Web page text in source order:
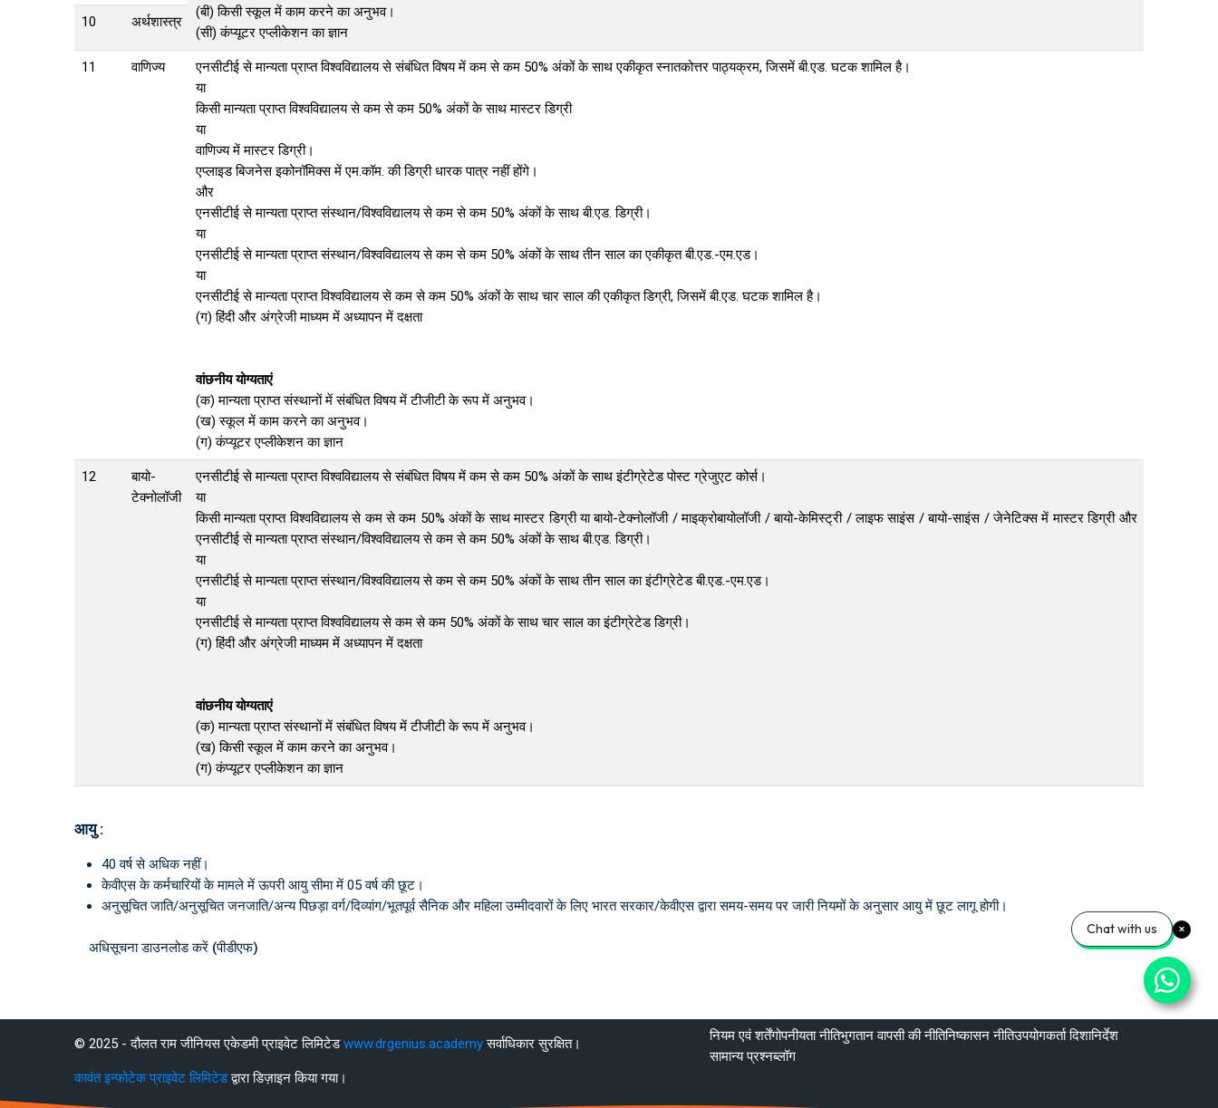
(बी) किसी स्कूल में काम करने का अनुभव।
(सी) कंप्यूटर एप्लीकेशन का ज्ञान
10 अर्थशास्त्र
11 वाणिज्य
एनसीटीई से मान्यता प्राप्त विश्वविद्यालय से संबंधित विषय में कम से कम 50% अंकों के साथ एकीकृत स्नातकोत्तर पाठ्यक्रम, जिसमें बी.एड. घटक शामिल है।
या
किसी मान्यता प्राप्त विश्वविद्यालय से कम से कम 50% अंकों के साथ मास्टर डिग्री
या
वाणिज्य में मास्टर डिग्री।
एप्लाइड बिजनेस इकोनॉमिक्स में एम.कॉम. की डिग्री धारक पात्र नहीं होंगे।
और
एनसीटीई से मान्यता प्राप्त संस्थान/विश्वविद्यालय से कम से कम 50% अंकों के साथ बी.एड. डिग्री।
या
एनसीटीई से मान्यता प्राप्त संस्थान/विश्वविद्यालय से कम से कम 50% अंकों के साथ तीन साल का एकीकृत बी.एड.-एम.एड।
या
एनसीटीई से मान्यता प्राप्त विश्वविद्यालय से कम से कम 50% अंकों के साथ चार साल की एकीकृत डिग्री, जिसमें बी.एड. घटक शामिल है।
(ग) हिंदी और अंग्रेजी माध्यम में अध्यापन में दक्षता
वांछनीय योग्यताएं
(क) मान्यता प्राप्त संस्थानों में संबंधित विषय में टीजीटी के रूप में अनुभव।
(ख) स्कूल में काम करने का अनुभव।
(ग) कंप्यूटर एप्लीकेशन का ज्ञान
12
बायो-
टेक्नोलॉजी
एनसीटीई से मान्यता प्राप्त विश्वविद्यालय से संबंधित विषय में कम से कम 50% अंकों के साथ इंटीग्रेटेड पोस्ट ग्रेजुएट कोर्स।
या
किसी मान्यता प्राप्त विश्वविद्यालय से कम से कम 50% अंकों के साथ मास्टर डिग्री या बायो-टेक्नोलॉजी / माइक्रोबायोलॉजी / बायो-केमिस्ट्री / लाइफ साइंस / बायो-साइंस / जेनेटिक्स में मास्टर डिग्री और
एनसीटीई से मान्यता प्राप्त संस्थान/विश्वविद्यालय से कम से कम 50% अंकों के साथ बी.एड. डिग्री।
या
एनसीटीई से मान्यता प्राप्त संस्थान/विश्वविद्यालय से कम से कम 50% अंकों के साथ तीन साल का इंटीग्रेटेड बी.एड.-एम.एड।
या
एनसीटीई से मान्यता प्राप्त विश्वविद्यालय से कम से कम 50% अंकों के साथ चार साल का इंटीग्रेटेड डिग्री।
(ग) हिंदी और अंग्रेजी माध्यम में अध्यापन में दक्षता
वांछनीय योग्यताएं
(क) मान्यता प्राप्त संस्थानों में संबंधित विषय में टीजीटी के रूप में अनुभव।
(ख) किसी स्कूल में काम करने का अनुभव।
(ग) कंप्यूटर एप्लीकेशन का ज्ञान
आयु :
40 वर्ष से अधिक नहीं।
केवीएस के कर्मचारियों के मामले में ऊपरी आयु सीमा में 05 वर्ष की छूट।
अनुसूचित जाति/अनुसूचित जनजाति/अन्य पिछड़ा वर्ग/दिव्यांग/भूतपूर्व सैनिक और महिला उम्मीदवारों के लिए भारत सरकार/केवीएस द्वारा समय-समय पर जारी नियमों के अनुसार आयु में छूट लागू होगी।
अधिसूचना डाउनलोड करें (पीडीएफ)
Rajasthan SI 2025: Exam Date | Jobs Notification, Syllabus
KVS Recruitment 2025 Notification for TGT | DrGenius Academy
© 2025 - दौलत राम जीनियस एकेडमी प्राइवेट लिमिटेडwww.drgenius.academyसर्वाधिकार सुरक्षित।
कावंत इन्फोटेक प्राइवेट लिमिटेडद्वारा डिज़ाइन किया गया।
नियम एवं शर्तेंगोपनीयता नीतिभुगतान वापसी की नीतिनिष्कासन नीतिउपयोगकर्ता दिशानिर्देश
सामान्य प्रश्नब्लॉग
Chat with us